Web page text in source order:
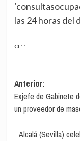
las 24 horas del
CL11
Navegación
de
entradas
Anterior:
Exjefe de Gabinete
un proveedor de
Alcalá (Sevilla)